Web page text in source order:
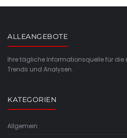
ALLEANGEBOTE
Ihre tägliche Informationsquelle für die
Trends und Analysen.
KATEGORIEN
Allgemein